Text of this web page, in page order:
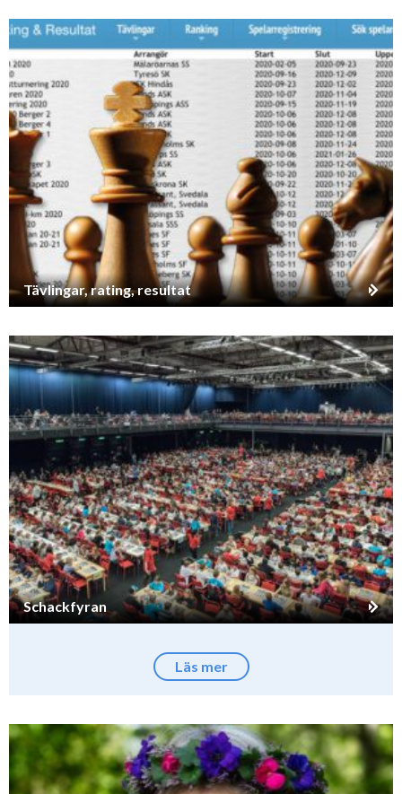
Tävlingar, rating, resultat
Schackfyran
Läs mer